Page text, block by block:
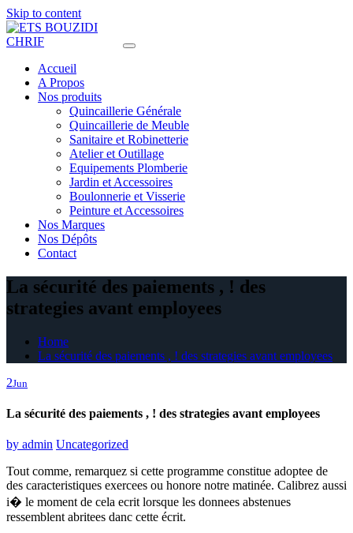
Skip to content
Accueil
A Propos
Nos produits
Quincaillerie Générale
Quincaillerie de Meuble
Sanitaire et Robinetterie
Atelier et Outillage
Equipements Plomberie
Jardin et Accessoires
Boulonnerie et Visserie
Peinture et Accessoires
Nos Marques
Nos Dépôts
Contact
La sécurité des paiements , ! des
strategies avant employees
Home
La sécurité des paiements , ! des strategies avant employees
2Jun
La sécurité des paiements , ! des strategies avant employees
by admin Uncategorized
Tout comme, remarquez si cette programme constitue adoptee de
des caracteristiques exercees ou honore notre matinée. Calibrez aussi
i� le moment de cela ecrit lorsque les donnees abstenues
ressemblent abritees danc cette écrit.